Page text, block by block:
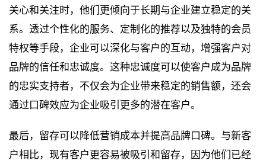
关心和关注时，他们更倾向于长期与企业建立稳定的关
系。透过个性化的服务、定制化的推荐以及独特的会员
特权等手段，企业可以深化与客户的互动，增强客户对
品牌的信任和忠诚度。这种忠诚度可以使客户成为品牌
的忠实支持者，不仅会为企业带来稳定的销售额，还会
通过口碑效应为企业吸引更多的潜在客户。
最后，留存可以降低营销成本并提高品牌口碑。与新客
户相比，现有客户更容易被吸引和留存，因为他们已经